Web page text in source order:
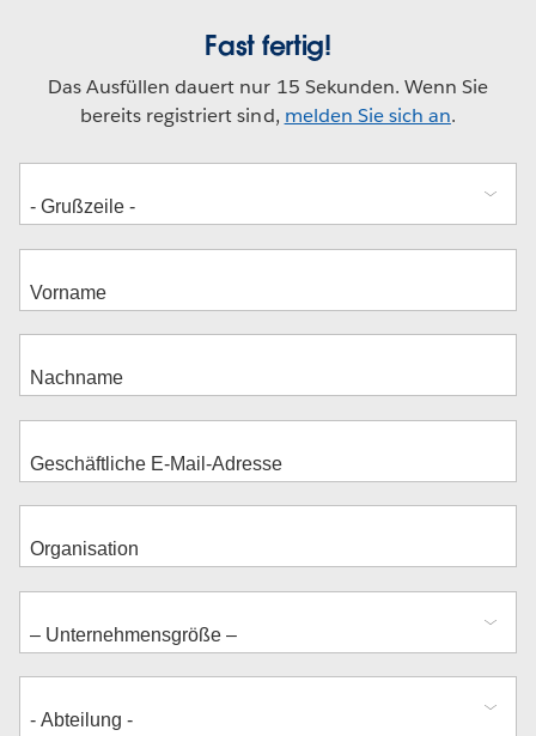
Fast fertig!
Das Ausfüllen dauert nur 15 Sekunden. Wenn Sie
bereits registriert sind, melden Sie sich an.